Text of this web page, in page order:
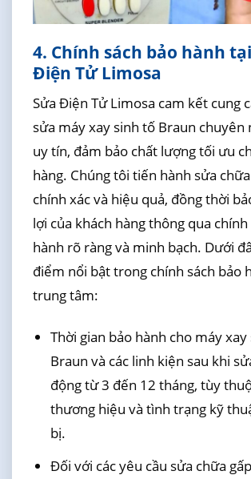
4. Chính sách bảo hành
Điện Tử Limosa
Sửa Điện Tử Limosa cam kết cung
sửa máy xay sinh tố Braun chuyên
uy tín, đảm bảo chất lượng tối ưu
hàng. Chúng tôi tiến hành sửa
chính xác và hiệu quả, đồng thời
lợi của khách hàng thông qua chính
hành rõ ràng và minh bạch. Dưới
điểm nổi bật trong chính sách bảo
trung tâm:
Thời gian bảo hành cho máy
Braun và các linh kiện sau khi
động từ 3 đến 12 tháng, tùy
thương hiệu và tình trạng kỹ
bị.
Đối với các yêu cầu sửa chữa